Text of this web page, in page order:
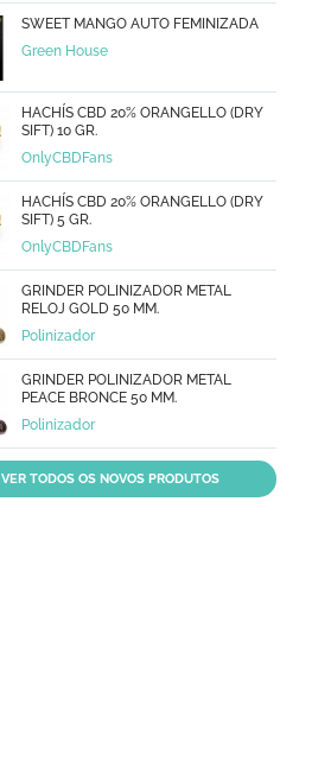
SWEET MANGO AUTO FEMINIZADA
Green House
HACHÍS CBD 20% ORANGELLO (DRY
SIFT) 10 GR.
OnlyCBDFans
HACHÍS CBD 20% ORANGELLO (DRY
SIFT) 5 GR.
OnlyCBDFans
GRINDER POLINIZADOR METAL
RELOJ GOLD 50 MM.
Polinizador
GRINDER POLINIZADOR METAL
PEACE BRONCE 50 MM.
Polinizador
VER TODOS OS NOVOS PRODUTOS